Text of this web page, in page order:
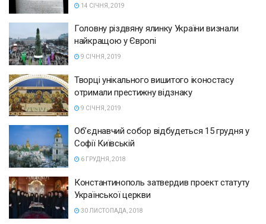
14 СІЧНЯ, 2019
Головну різдвяну ялинку України визнали
найкращою у Європі
9 СІЧНЯ, 2019
Творці унікального вишитого іконостасу
отримали престижну відзнаку
9 СІЧНЯ, 2019
Об’єднавчий собор відбудеться 15 грудня у
Софії Київській
6 ГРУДНЯ, 2018
Константинополь затвердив проект статуту
Української церкви
30 ЛИСТОПАДА, 2018